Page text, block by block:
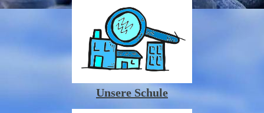
Unsere Schule